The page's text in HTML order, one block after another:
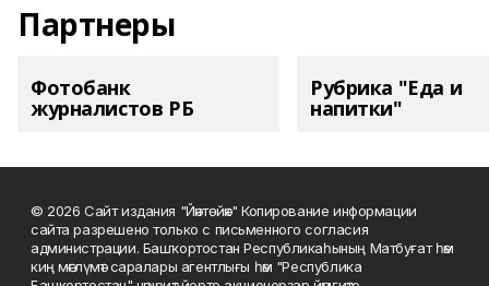
Партнеры
Фотобанк
журналистов РБ
Рубрика "Еда и
напитки"
© 2026 Сайт издания "Йәнтөйәк" Копирование информации
сайта разрешено только с письменного согласия
администрации. Башҡортостан Республикаһының Матбуғат һәм
киң мәғлүмәт саралары агентлығы һәм "Республика